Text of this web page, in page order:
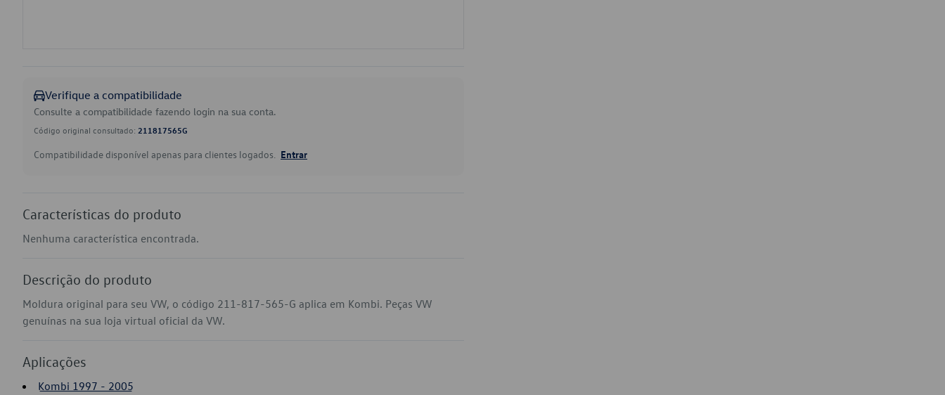
Verifique a compatibilidade
Consulte a compatibilidade fazendo login na sua conta.
Código original consultado: 211817565G
Compatibilidade disponível apenas para clientes logados. Entrar
Características do produto
Nenhuma característica encontrada.
Descrição do produto
Moldura original para seu VW, o código 211-817-565-G aplica em Kombi. Peças VW
genuínas na sua loja virtual oficial da VW.
Aplicações
Kombi 1997 - 2005